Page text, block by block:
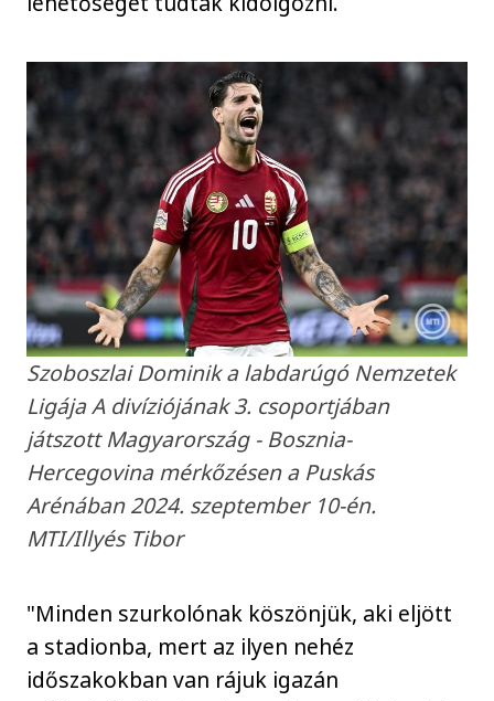
Szoboszlai Dominik a labdarúgó Nemzetek
Ligája A divíziójának 3. csoportjában
játszott Magyarország - Bosznia-
Hercegovina mérkőzésen a Puskás
Arénában 2024. szeptember 10-én.
MTI/Illyés Tibor
"Minden szurkolónak köszönjük, aki eljött
a stadionba, mert az ilyen nehéz
időszakokban van rájuk igazán